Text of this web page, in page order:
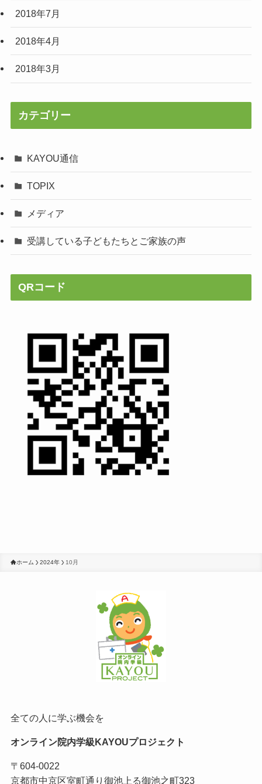
2018年7月
2018年4月
2018年3月
カテゴリー
KAYOU通信
TOPIX
メディア
受講している子どもたちとご家族の声
QRコード
ホーム 2024年 10月
全ての人に学ぶ機会を
オンライン院内学級KAYOUプロジェクト
〒604-0022
京都市中京区室町通り御池上る御池之町323